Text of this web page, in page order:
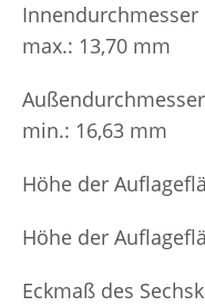
max.: 13,70 mm
min.: 16,63 mm
Höhe der
Höhe der
Eckmaß des